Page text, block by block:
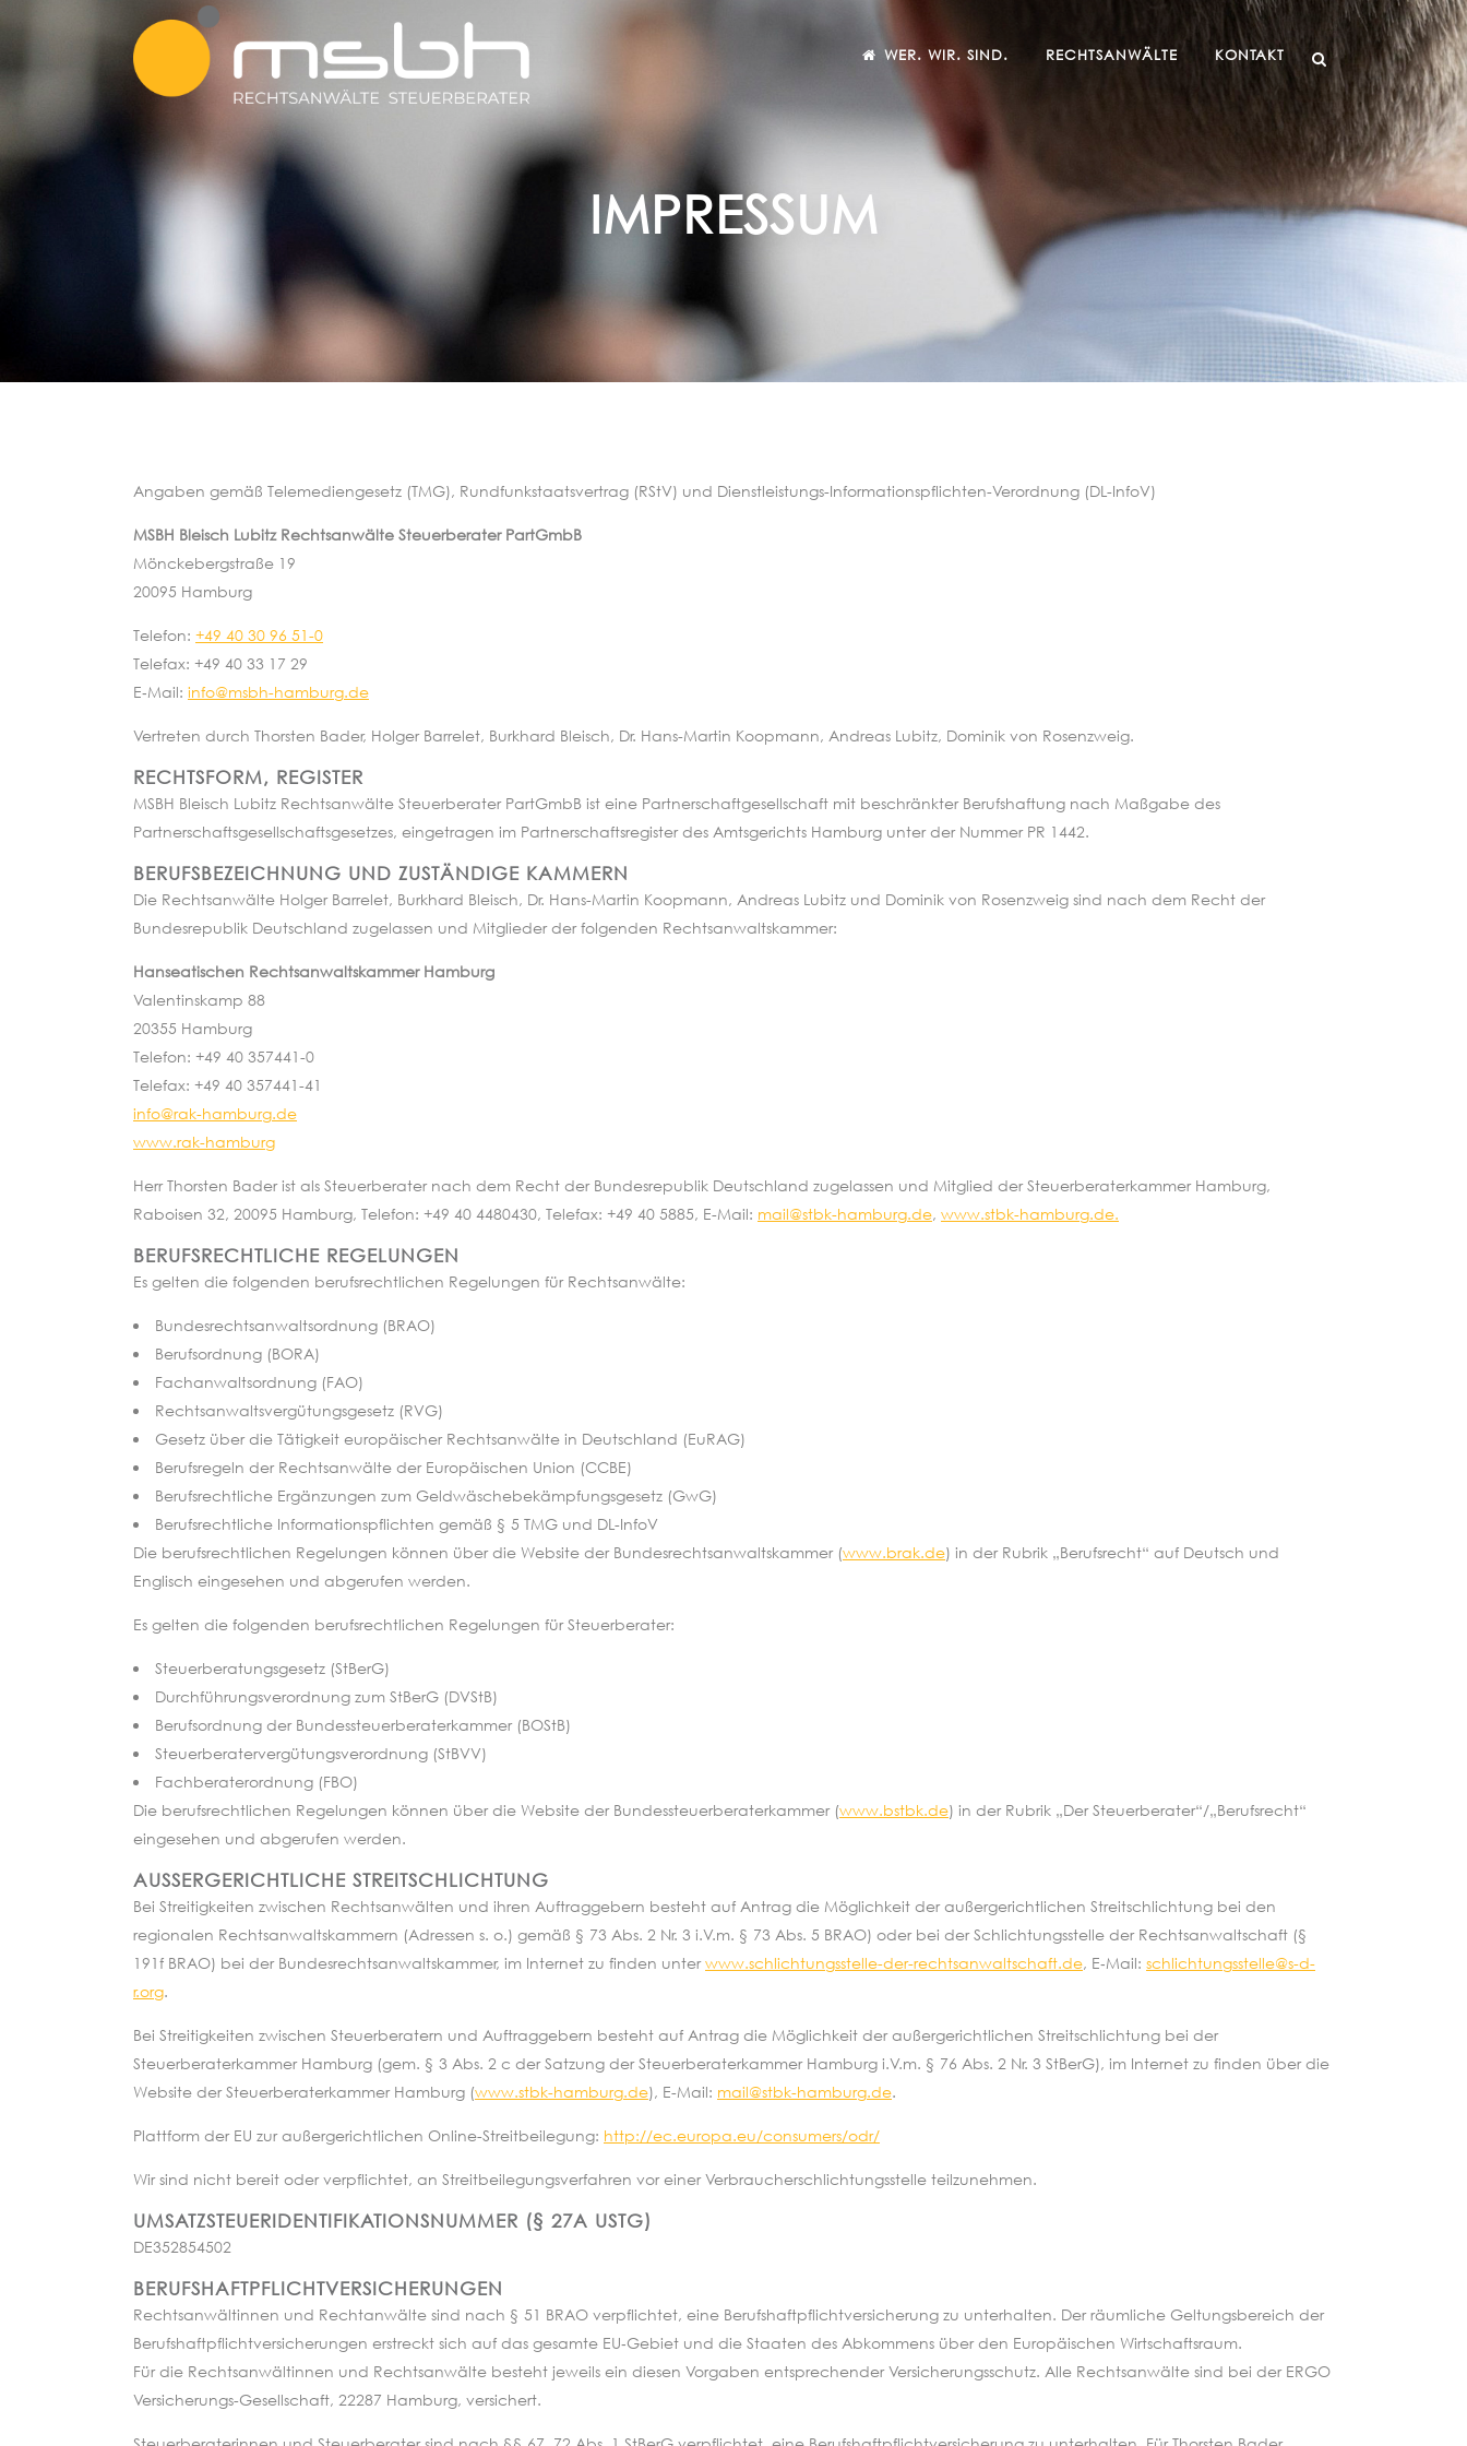
WER. WIR. SIND. RECHTSANWÄLTE KONTAKT
IMPRESSUM
Angaben gemäß Telemediengesetz (TMG), Rundfunkstaatsvertrag (RStV) und Dienstleistungs-Informationspflichten-Verordnung (DL-InfoV)
MSBH Bleisch Lubitz Rechtsanwälte Steuerberater PartGmbB
Mönckebergstraße 19
20095 Hamburg
Telefon: +49 40 30 96 51-0
Telefax: +49 40 33 17 29
E‐Mail: info@msbh-hamburg.de
Vertreten durch Thorsten Bader, Holger Barrelet, Burkhard Bleisch, Dr. Hans-Martin Koopmann, Andreas Lubitz, Dominik von Rosenzweig.
RECHTSFORM, REGISTER
MSBH Bleisch Lubitz Rechtsanwälte Steuerberater PartGmbB ist eine Partnerschaftgesellschaft mit beschränkter Berufshaftung nach Maßgabe des
Partnerschaftsgesellschaftsgesetzes, eingetragen im Partnerschaftsregister des Amtsgerichts Hamburg unter der Nummer PR 1442.
BERUFSBEZEICHNUNG UND ZUSTÄNDIGE KAMMERN
Die Rechtsanwälte Holger Barrelet, Burkhard Bleisch, Dr. Hans-Martin Koopmann, Andreas Lubitz und Dominik von Rosenzweig sind nach dem Recht der
Bundesrepublik Deutschland zugelassen und Mitglieder der folgenden Rechtsanwaltskammer:
Hanseatischen Rechtsanwaltskammer Hamburg
Valentinskamp 88
20355 Hamburg
Telefon: +49 40 357441-0
Telefax: +49 40 357441-41
info@rak-hamburg.de
www.rak-hamburg
Herr Thorsten Bader ist als Steuerberater nach dem Recht der Bundesrepublik Deutschland zugelassen und Mitglied der Steuerberaterkammer Hamburg,
Raboisen 32, 20095 Hamburg, Telefon: +49 40 4480430, Telefax: +49 40 5885, E-Mail: mail@stbk-hamburg.de, www.stbk-hamburg.de.
BERUFSRECHTLICHE REGELUNGEN
Es gelten die folgenden berufsrechtlichen Regelungen für Rechtsanwälte:
Bundesrechtsanwaltsordnung (BRAO)
Berufsordnung (BORA)
Fachanwaltsordnung (FAO)
Rechtsanwaltsvergütungsgesetz (RVG)
Gesetz über die Tätigkeit europäischer Rechtsanwälte in Deutschland (EuRAG)
Berufsregeln der Rechtsanwälte der Europäischen Union (CCBE)
Berufsrechtliche Ergänzungen zum Geldwäschebekämpfungsgesetz (GwG)
Berufsrechtliche Informationspflichten gemäß § 5 TMG und DL-InfoV
Die berufsrechtlichen Regelungen können über die Website der Bundesrechtsanwaltskammer (www.brak.de) in der Rubrik „Berufsrecht“ auf Deutsch und
Englisch eingesehen und abgerufen werden.
Es gelten die folgenden berufsrechtlichen Regelungen für Steuerberater:
Steuerberatungsgesetz (StBerG)
Durchführungsverordnung zum StBerG (DVStB)
Berufsordnung der Bundessteuerberaterkammer (BOStB)
Steuerberatervergütungsverordnung (StBVV)
Fachberaterordnung (FBO)
Die berufsrechtlichen Regelungen können über die Website der Bundessteuerberaterkammer (www.bstbk.de) in der Rubrik „Der Steuerberater“/„Berufsrecht“
eingesehen und abgerufen werden.
AUSSERGERICHTLICHE STREITSCHLICHTUNG
Bei Streitigkeiten zwischen Rechtsanwälten und ihren Auftraggebern besteht auf Antrag die Möglichkeit der außergerichtlichen Streitschlichtung bei den
regionalen Rechtsanwaltskammern (Adressen s. o.) gemäß § 73 Abs. 2 Nr. 3 i.V.m. § 73 Abs. 5 BRAO) oder bei der Schlichtungsstelle der Rechtsanwaltschaft (§
191f BRAO) bei der Bundesrechtsanwaltskammer, im Internet zu finden unterwww.schlichtungsstelle-der-rechtsanwaltschaft.de, E‐Mail: schlichtungsstelle@s-d-
r.org.
Bei Streitigkeiten zwischen Steuerberatern und Auftraggebern besteht auf Antrag die Möglichkeit der außergerichtlichen Streitschlichtung bei der
Steuerberaterkammer Hamburg (gem. § 3 Abs. 2 c der Satzung der Steuerberaterkammer Hamburg i.V.m. § 76 Abs. 2 Nr. 3 StBerG), im Internet zu finden über die
Website der Steuerberaterkammer Hamburg (www.stbk-hamburg.de), E-Mail: mail@stbk-hamburg.de.
Plattform der EU zur außergerichtlichen Online-Streitbeilegung: http://ec.europa.eu/consumers/odr/
Wir sind nicht bereit oder verpflichtet, an Streitbeilegungsverfahren vor einer Verbraucherschlichtungsstelle teilzunehmen.
UMSATZSTEUERIDENTIFIKATIONSNUMMER (§ 27A USTG)
DE352854502
BERUFSHAFTPFLICHTVERSICHERUNGEN
Rechtsanwältinnen und Rechtanwälte sind nach § 51 BRAO verpflichtet, eine Berufshaftpflichtversicherung zu unterhalten. Der räumliche Geltungsbereich der
Berufshaftpflichtversicherungen erstreckt sich auf das gesamte EU‐Gebiet und die Staaten des Abkommens über den Europäischen Wirtschaftsraum.
Für die Rechtsanwältinnen und Rechtsanwälte besteht jeweils ein diesen Vorgaben entsprechender Versicherungsschutz. Alle Rechtsanwälte sind bei der ERGO
Versicherungs-Gesellschaft, 22287 Hamburg, versichert.